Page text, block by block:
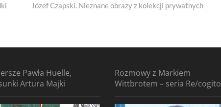
post:
Józef Czapski. Nieznane obrazy z kolekcji prywatnych
Pawła Huelle,
Artura Majki
Rozmowy z Markiem
Wittbrotem – seria Re/cogito